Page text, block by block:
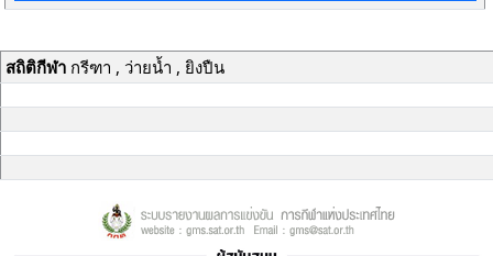
สถิติกีฬากรีฑา , ว่ายน้ำ , ยิงปืน